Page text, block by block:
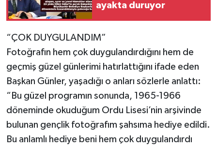
ayakta duruyor
“ÇOK DUYGULANDIM”
Fotoğrafın hem çok duygulandırdığını hem de
geçmiş güzel günlerimi hatırlattığını ifade eden
Başkan Günler, yaşadığı o anları sözlerle anlattı:
“Bu güzel programın sonunda, 1965-1966
döneminde okuduğum Ordu Lisesi’nin arşivinde
bulunan gençlik fotoğrafım şahsıma hediye edildi.
Bu anlamlı hediye beni hem çok duygulandırdı